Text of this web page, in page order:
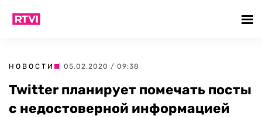
НОВОСТИ | 05.02.2020 / 09:38
Twitter планирует помечать посты
с недостоверной информацией